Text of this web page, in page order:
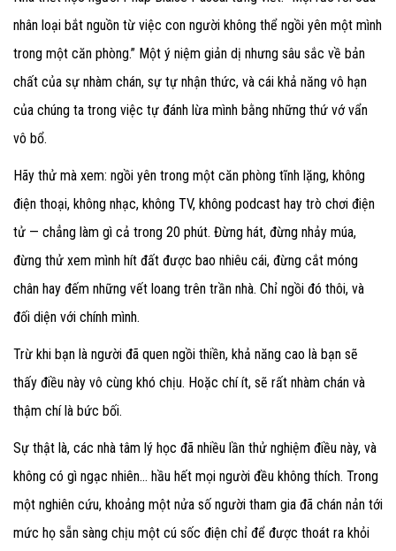
nhân loại bắt nguồn từ việc con người không thể ngồi yên một mình
trong một căn phòng.” Một ý niệm giản dị nhưng sâu sắc về bản
chất của sự nhàm chán, sự tự nhận thức, và cái khả năng vô hạn
của chúng ta trong việc tự đánh lừa mình bằng những thứ vớ vẩn
vô bổ.
Hãy thử mà xem: ngồi yên trong một căn phòng tĩnh lặng, không
điện thoại, không nhạc, không TV, không podcast hay trò chơi điện
tử — chẳng làm gì cả trong 20 phút. Đừng hát, đừng nhảy múa,
đừng thử xem mình hít đất được bao nhiêu cái, đừng cắt móng
chân hay đếm những vết loang trên trần nhà. Chỉ ngồi đó thôi, và
đối diện với chính mình.
Trừ khi bạn là người đã quen ngồi thiền, khả năng cao là bạn sẽ
thấy điều này vô cùng khó chịu. Hoặc chí ít, sẽ rất nhàm chán và
thậm chí là bức bối.
Sự thật là, các nhà tâm lý học đã nhiều lần thử nghiệm điều này, và
không có gì ngạc nhiên… hầu hết mọi người đều không thích. Trong
một nghiên cứu, khoảng một nửa số người tham gia đã chán nản tới
mức họ sẵn sàng chịu một cú sốc điện chỉ để được thoát ra khỏi